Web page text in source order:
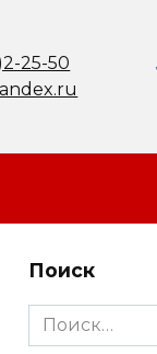
25-50
Поиск
Search
for: